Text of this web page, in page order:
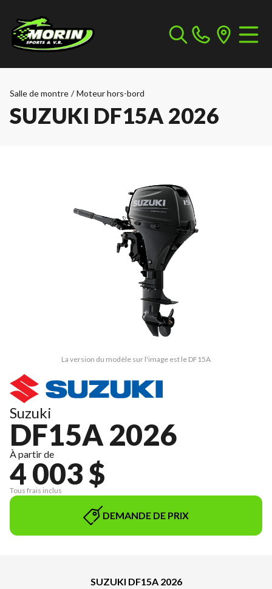
Salle de montre / Moteur hors-bord
SUZUKI DF15A 2026
La version du modèle sur l'image est le DF15A
Suzuki
DF15A 2026
À partir de
4 003 $
Tous frais inclus
DEMANDE DE PRIX
SUZUKI DF15A 2026